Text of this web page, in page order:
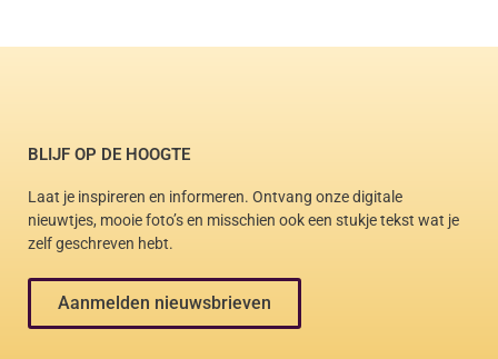
BLIJF OP DE HOOGTE
Laat je inspireren en informeren. Ontvang onze digitale
nieuwtjes, mooie foto’s en misschien ook een stukje tekst wat je
zelf geschreven hebt.
Aanmelden nieuwsbrieven